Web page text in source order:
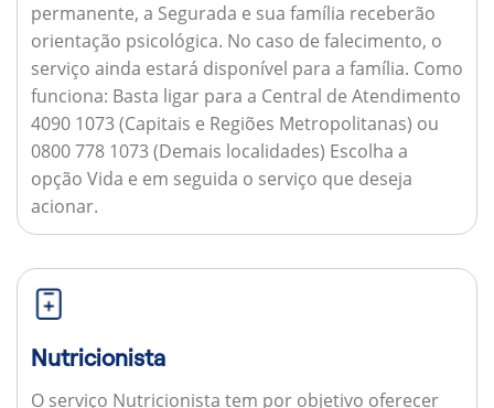
permanente, a Segurada e sua família receberão
orientação psicológica. No caso de falecimento, o
serviço ainda estará disponível para a família. Como
funciona: Basta ligar para a Central de Atendimento
4090 1073 (Capitais e Regiões Metropolitanas) ou
0800 778 1073 (Demais localidades) Escolha a
opção Vida e em seguida o serviço que deseja
acionar.
Nutricionista
O serviço Nutricionista tem por objetivo oferecer